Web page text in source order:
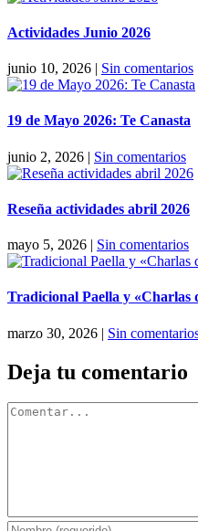
Actividades Junio 2026
junio 10, 2026 | Sin comentarios
19 de Mayo 2026: Te Canasta
junio 2, 2026 | Sin comentarios
Reseña actividades abril 2026
mayo 5, 2026 | Sin comentarios
Tradicional Paella y «Charlas
marzo 30, 2026 | Sin
Deja tu comentario
Comentar